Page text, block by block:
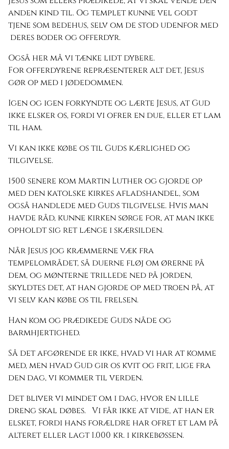
anden kind til. Og templet kunne vel godt
tjene som bedehus, selv om de stod udenfor med
deres boder og offerdyr.
Også her må vi tænke lidt dybere.
For offerdyrene repræsenterer alt det, Jesus
gør op med i jødedommen.
Igen og igen forkyndte og lærte Jesus, at Gud
ikke elsker os, fordi vi ofrer en due, eller et lam
til ham.
Vi kan ikke købe os til Guds kærlighed og
tilgivelse.
1500 senere kom Martin Luther og gjorde op
med den katolske kirkes afladshandel, som
også handlede med Guds tilgivelse. Hvis man
havde råd, kunne kirken sørge for, at man ikke
opholdt sig ret længe i skærsilden.
Når Jesus jog kræmmerne væk fra
tempelområdet, så duerne fløj om ørerne på
dem, og mønterne trillede ned på jorden,
skyldtes det, at han gjorde op med troen på, at
vi selv kan købe os til frelsen.
Han kom og prædikede Guds nåde og
barmhjertighed.
Så det afgørende er ikke, hvad vi har at komme
med, men hvad Gud gir os kvit og frit, lige fra
den dag, vi kommer til verden.
Det bliver vi mindet om i dag, hvor en lille
dreng skal døbes. Vi får ikke at vide, at han er
elsket, fordi hans forældre har ofret et lam på
alteret eller lagt 1.000 kr. i kirkebøssen.